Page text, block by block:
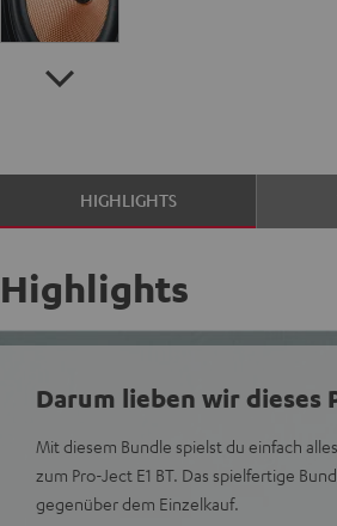
HIGHLIGHTS
Highlights
Darum lieben wir dieses
Mit diesem Bundle spielst du einfach
zum Pro-Ject E1 BT. Das spielfertige
gegenüber dem Einzelkauf.